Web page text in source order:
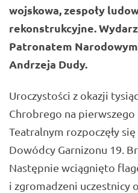
wojskowa, zespoły
rekonstrukcyjne.
Patronatem
Andrzeja Dudy.
Uroczystości z okazji
Chrobrego na pierwszego
Teatralnym rozpoczęły
Dowódcy Garnizonu 19.
Następnie wciągnięto
i zgromadzeni uczestnicy